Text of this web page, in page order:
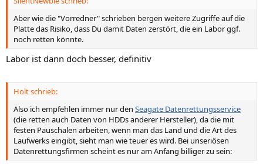
Aber wie die "Vorredner" schrieben bergen weitere Zugriffe auf die
Platte das Risiko, dass Du damit Daten zerstört, die ein Labor ggf.
noch retten könnte.
Labor ist dann doch besser, definitiv
Holt schrieb:
Also ich empfehlen immer nur den Seagate Datenrettungsservice
(die retten auch Daten von HDDs anderer Hersteller), da die mit
festen Pauschalen arbeiten, wenn man das Land und die Art des
Laufwerks eingibt, sieht man wie teuer es wird. Bei unseriösen
Datenrettungsfirmen scheint es nur am Anfang billiger zu sein: